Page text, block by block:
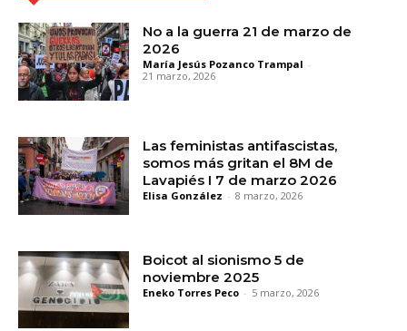
No a la guerra 21 de marzo de
2026
María Jesús Pozanco Trampal -
21 marzo, 2026
Las feministas antifascistas,
somos más gritan el 8M de
Lavapiés I 7 de marzo 2026
Elisa González - 8 marzo, 2026
Boicot al sionismo 5 de
noviembre 2025
Eneko Torres Peco - 5 marzo, 2026